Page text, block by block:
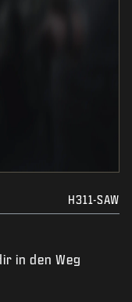
H311-SAW
in den Weg